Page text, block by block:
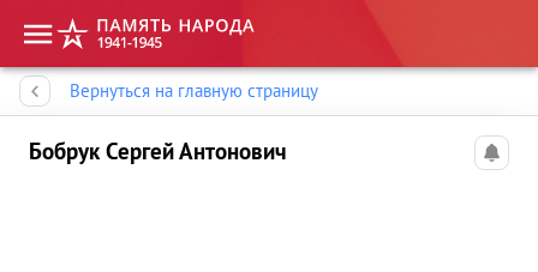
Вернуться на главную страницу
Бобрук Сергей Антонович
Память народа